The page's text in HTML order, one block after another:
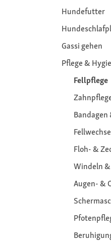
Hundefutter
Gassi gehen
Pflege &
Fellpflege
Floh- &
Windeln
Augen- &